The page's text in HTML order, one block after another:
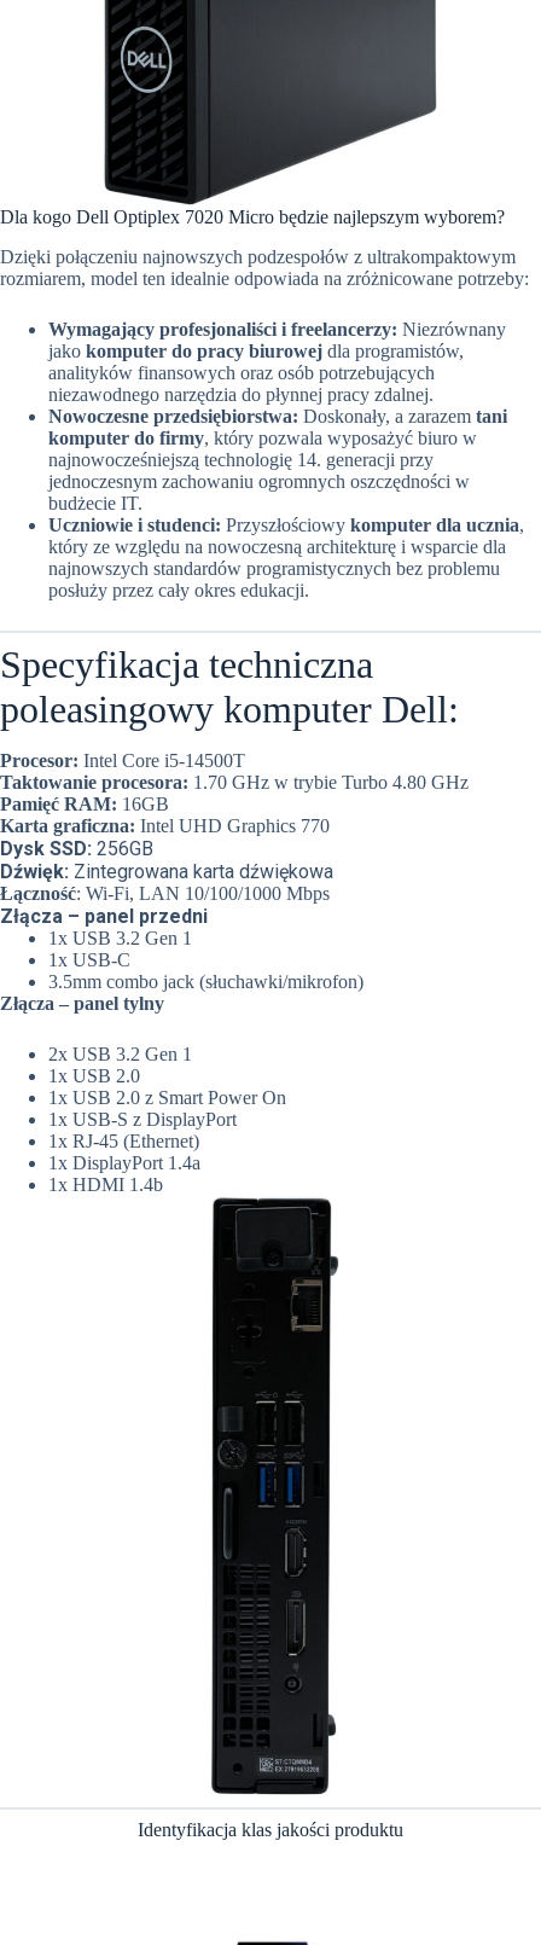
Dla kogo Dell Optiplex 7020 Micro będzie najlepszym wyborem?
Dzięki połączeniu najnowszych podzespołów z ultrakompaktowym
rozmiarem, model ten idealnie odpowiada na zróżnicowane potrzeby:
Wymagający profesjonaliści i freelancerzy: Niezrównany
jako komputer do pracy biurowej dla programistów,
analityków finansowych oraz osób potrzebujących
niezawodnego narzędzia do płynnej pracy zdalnej.
Nowoczesne przedsiębiorstwa: Doskonały, a zarazem tani
komputer do firmy, który pozwala wyposażyć biuro w
najnowocześniejszą technologię 14. generacji przy
jednoczesnym zachowaniu ogromnych oszczędności w
budżecie IT.
Uczniowie i studenci: Przyszłościowy komputer dla ucznia,
który ze względu na nowoczesną architekturę i wsparcie dla
najnowszych standardów programistycznych bez problemu
posłuży przez cały okres edukacji.
Specyfikacja techniczna
poleasingowy komputer Dell:
Procesor: Intel Core i5-14500T
Taktowanie procesora: 1.70 GHz w trybie Turbo 4.80 GHz
Pamięć RAM: 16GB
Karta graficzna: Intel UHD Graphics 770
Dysk SSD: 256GB
Dźwięk: Zintegrowana karta dźwiękowa
Łączność: Wi-Fi, LAN 10/100/1000 Mbps
Złącza – panel przedni
1x USB 3.2 Gen 1
1x USB-C
3.5mm combo jack (słuchawki/mikrofon)
Złącza – panel tylny
2x USB 3.2 Gen 1
1x USB 2.0
1x USB 2.0 z Smart Power On
1x USB-S z DisplayPort
1x RJ-45 (Ethernet)
1x DisplayPort 1.4a
1x HDMI 1.4b
Identyfikacja klas jakości produktu